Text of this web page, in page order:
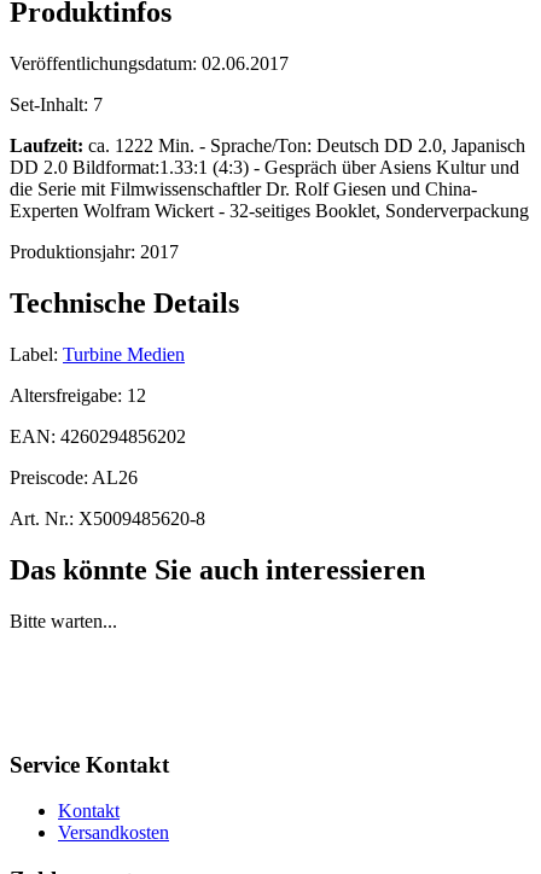
Produktinfos
Veröffentlichungsdatum: 02.06.2017
Set-Inhalt: 7
Laufzeit: ca. 1222 Min. - Sprache/Ton: Deutsch DD 2.0, Japanisch
DD 2.0 Bildformat:1.33:1 (4:3) - Gespräch über Asiens Kultur und
die Serie mit Filmwissenschaftler Dr. Rolf Giesen und China-
Experten Wolfram Wickert - 32-seitiges Booklet, Sonderverpackung
Produktionsjahr: 2017
Technische Details
Label: Turbine Medien
Altersfreigabe: 12
EAN: 4260294856202
Preiscode: AL26
Art. Nr.: X5009485620-8
Das könnte Sie auch interessieren
Bitte warten...
Service Kontakt
Kontakt
Versandkosten